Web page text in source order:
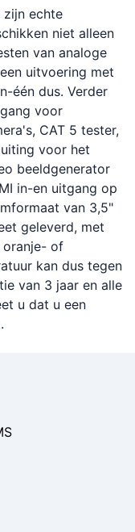
zijn echte
niet alleen
van analoge
uitvoering met
één dus. Verder
voor
CAT 5 tester,
voor het
beeldgenerator
in-en uitgang op
van 3,5"
geleverd, met
oranje- of
kan dus tegen
van 3 jaar en alle
u dat u een